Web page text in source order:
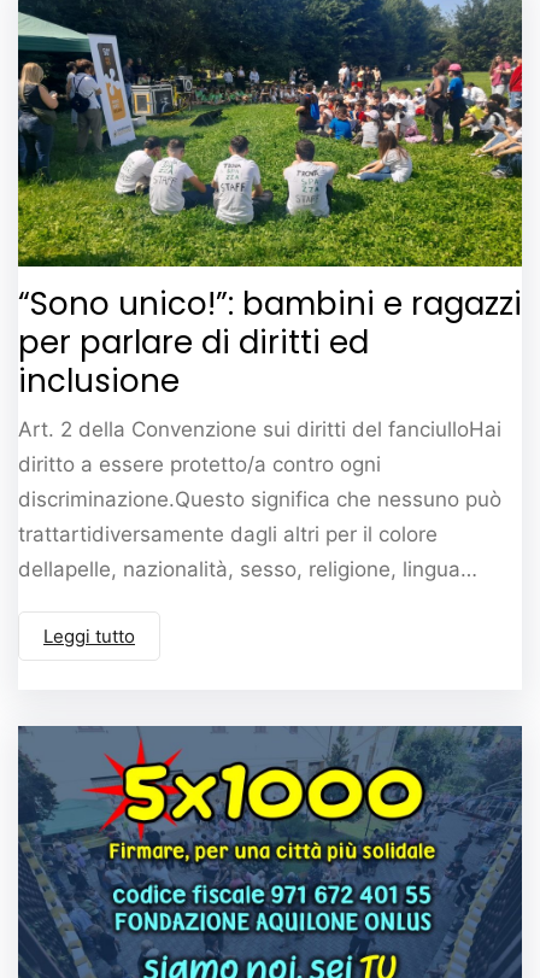
“Sono unico!”: bambini e ragazzi
per parlare di diritti ed
inclusione
Art. 2 della Convenzione sui diritti del fanciulloHai
diritto a essere protetto/a contro ogni
discriminazione.Questo significa che nessuno può
trattartidiversamente dagli altri per il colore
dellapelle, nazionalità, sesso, religione, lingua…
Leggi tutto